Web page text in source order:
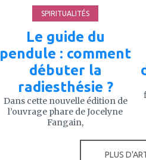
SPIRITUALITÉS
Le guide du
pendule : comment
débuter la
radiesthésie ?
Dans cette nouvelle édition de
l’ouvrage phare de Jocelyne
Fangain,
PLUS